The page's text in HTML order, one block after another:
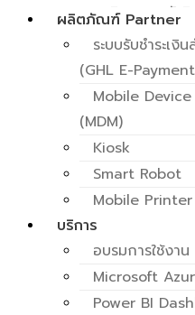
ธุรกิจอาหารอัจริ
Food Solutions)
รับออเดอร์ผ่านช่
(OMS)
สั่งซื้อสินค้าผ่าน
บริหารเส้นทางข
Optimization)
บริหารจัดการตู้
(VMS)
e-tax Invoice
ระบบวงเงินชำระ
(Paylater)
ผลิตภัณฑ์ Partner
ระบบรับชำระเงิ
(GHL E-
Mobile
(MDM)
Kiosk
Smart Robot
Mobile Printer
บริการ
อบรมการใช้งาน
Microsoft
Power BI